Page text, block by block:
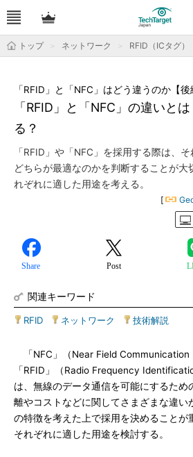
トップ ネットワーク RFID（ICタグ）
「RFID」と「NFC」の違いと
る？
「RFID」と「NFC」はどう違うのか【後
「RFID」や「NFC」を採用する際は、
どちらが最適なのかを判断することが大
れぞれに適した用途を考える。
[
Share Post
関連キーワード
RFID ネットワーク 技術解説
「NFC」（Near Field Communication
「RFID」（Radio Frequency
は、無線のデータ通信を可能にするため
離やコストなどに関してさまざまな違い
の特徴を考えた上で採用を決めることが
それぞれに適した用途を検討する。